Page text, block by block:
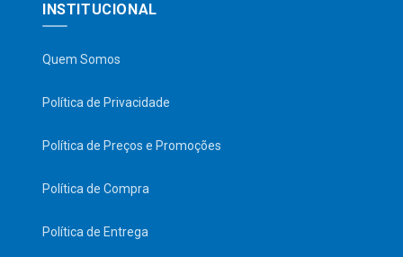
INSTITUCIONAL
Quem Somos
Política de Privacidade
Política de Preços e Promoções
Política de Compra
Política de Entrega